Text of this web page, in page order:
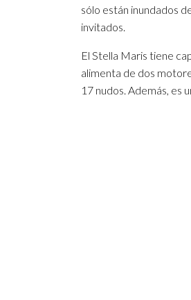
sólo están inundados
invitados.
El Stella Maris tiene
alimenta de dos
17 nudos. Además, es